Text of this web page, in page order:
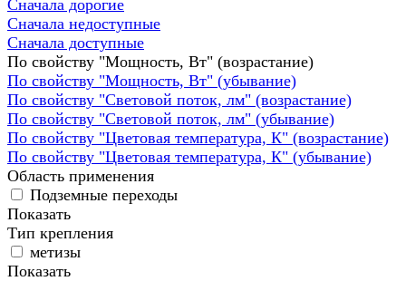
Сначала дорогие
Сначала недоступные
Сначала доступные
По свойству "Мощность, Вт" (возрастание)
По свойству "Мощность, Вт" (убывание)
По свойству "Световой поток, лм" (возрастание)
По свойству "Световой поток, лм" (убывание)
По свойству "Цветовая температура, К" (возрастание)
По свойству "Цветовая температура, К" (убывание)
Область применения
Подземные переходы
Показать
Тип крепления
метизы
Показать